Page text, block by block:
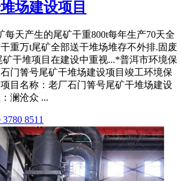
场建设项目
每天产生的尾矿干重800t每年生产70天全
重万t尾矿全部送干堆场堆存不外排.固废
矿干堆项目在建设中重视...*普洱市环境保
门箐号尾矿干堆场建设项目竣工环境保
目名称：老厂石门箐号尾矿干堆场建设
澜沧众 ...
8511